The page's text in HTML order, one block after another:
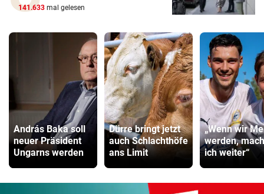
141.633 mal gelesen
András Baka soll
neuer Präsident
Ungarns werden
Dürre bringt jetzt
auch Schlachthöfe
ans Limit
„Wenn wir
werden,
ich weiter“